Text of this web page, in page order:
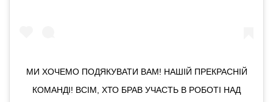
МИ ХОЧЕМО ПОДЯКУВАТИ ВАМ! НАШІЙ ПРЕКРАСНІЙ
КОМАНДІ! ВСІМ, ХТО БРАВ УЧАСТЬ В РОБОТІ НАД